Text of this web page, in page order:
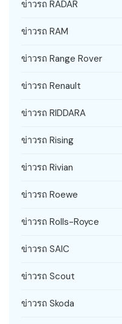
ข่าวรถ RADAR
ข่าวรถ RAM
ข่าวรถ Range Rover
ข่าวรถ Renault
ข่าวรถ RIDDARA
ข่าวรถ Rising
ข่าวรถ Rivian
ข่าวรถ Roewe
ข่าวรถ Rolls-Royce
ข่าวรถ SAIC
ข่าวรถ Scout
ข่าวรถ Skoda